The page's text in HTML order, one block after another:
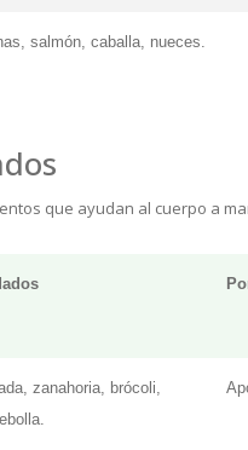
salmón, caballa, nueces.
que ayudan al cuerpo a
zanahoria, brócoli,